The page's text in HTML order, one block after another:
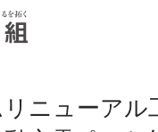
ニューアル